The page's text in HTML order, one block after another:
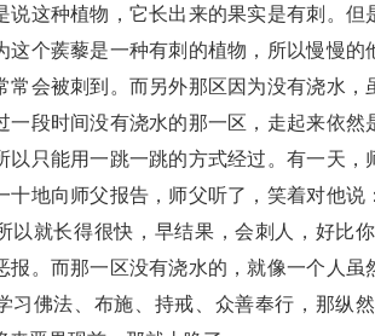
说这种植物，它长出来的果实是有刺。
这个蒺藜是一种有刺的植物，所以慢慢
常会被刺到。而另外那区因为没有浇水
一段时间没有浇水的那一区，走起来依
以只能用一跳一跳的方式经过。有一天
十地向师父报告，师父听了，笑着对他
以就长得很快，早结果，会刺人，好比
报。而那一区没有浇水的，就像一个人
习佛法、布施、持戒、众善奉行，那纵